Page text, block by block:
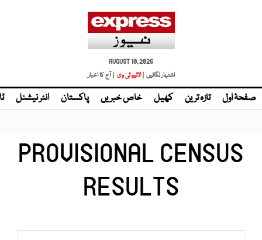
AUGUST 10, 2026
اشتہار لگائیں | لائیو ٹی وی | آج کا اخبار
صفحۂ اول تازہ ترین کھیل خاص خبریں پاکستان انٹر نیشنل
PROVISIONAL CENSUS
RESULTS